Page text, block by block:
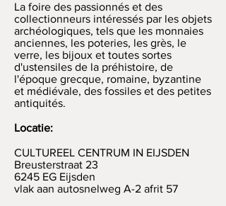
La foire des passionnés et des
collectionneurs intéressés par les objets
archéologiques, tels que les monnaies
anciennes, les poteries, les grès, le
verre, les bijoux et toutes sortes
d'ustensiles de la préhistoire, de
l'époque grecque, romaine, byzantine
et médiévale, des fossiles et des petites
antiquités.
Locatie:
CULTUREEL CENTRUM IN EIJSDEN
Breusterstraat 23
6245 EG Eijsden
vlak aan autosnelweg A-2 afrit 57